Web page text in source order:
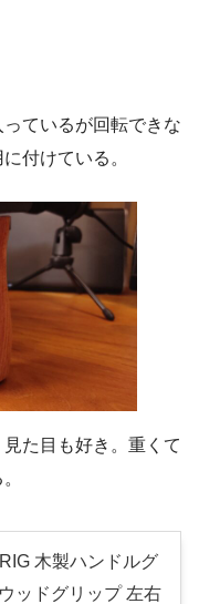
ているが回転できな
付けている。
た目も好き。重くて
木製ハンドルグ
ッドグリップ 左右